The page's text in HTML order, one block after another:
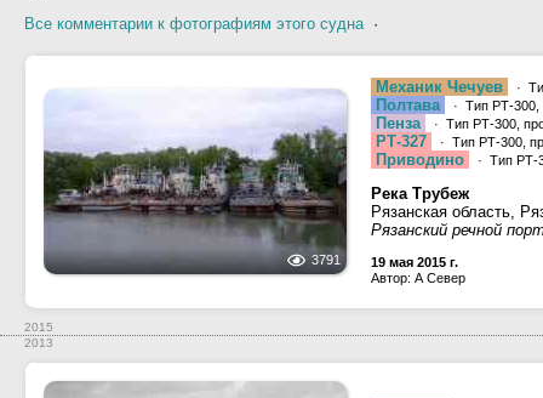
Все комментарии к фотографиям этого судна·
3791
Механик Чечуев ·
Полтава · Тип РТ-300,
Пенза · Тип РТ-300,
РТ-327 · Тип РТ-300,
Приводино · Тип РТ-
Река Трубеж
Рязанская область,
Рязанский речной
19 мая 2015 г.
Автор: А Север
2015
2013